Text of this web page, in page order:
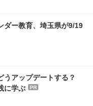
ダー教育、埼玉県が9/19
うアップデートする？
に学ぶ
PR